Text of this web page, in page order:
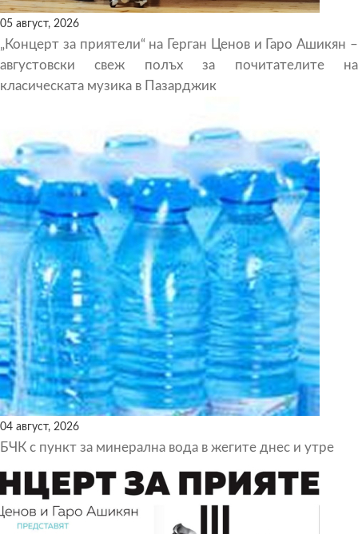
05 август, 2026
„Концерт за приятели“ на Герган Ценов и Гаро Ашикян –
августовски свеж полъх за почитателите на
класическата музика в Пазарджик
04 август, 2026
БЧК с пункт за минерална вода в жегите днес и утре